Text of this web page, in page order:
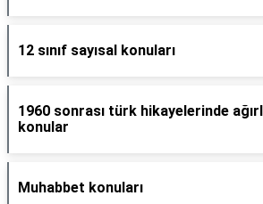
12 sınıf sayısal konuları
1960 sonrası türk hikayelerinde
konular
Muhabbet konuları